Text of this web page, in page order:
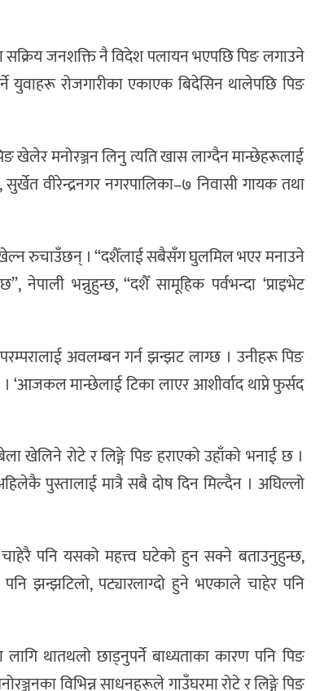
सक्रिय जनशक्ति नै विदेश पलायन भएपछि पिङ लगाउने
युवाहरू रोजगारीका एकाएक बिदेसिन थालेपछि पिङ
खेलेर मनोरञ्जन लिनु त्यति खास लाग्दैन मान्छेहरूलाई
वीरेन्द्रनगर नगरपालिका–७ निवासी गायक तथा
रुचाउँछन् । “दशैँलाई सबैसँग घुलमिल भएर मनाउने
नेपाली भन्नुहुन्छ, “दशैँ सामूहिक पर्वभन्दा ‘प्राइभेट
अवलम्बन गर्न झन्झट लाग्छ । उनीहरू पिङ
मान्छेलाई टिका लाएर आशीर्वाद थाप्ने फुर्सद
खेलिने रोटे र लिङ्गे पिङ हराएको उहाँको भनाई छ ।
पुस्तालाई मात्रै सबै दोष दिन मिल्दैन । अघिल्लो
पनि यसको महत्त्व घटेको हुन सक्ने बताउनुहुन्छ,
पनि झन्झटिलो, पट्यारलाग्दो हुने भएकाले चाहेर पनि
थातथलो छाड्नुपर्ने बाध्यताका कारण पनि पिङ
विभिन्न साधनहरूले गाउँघरमा रोटे र लिङ्गे पिङ